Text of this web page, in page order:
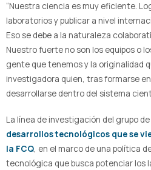
“Nuestra ciencia es muy eficiente.
laboratorios y publicar a nivel
Eso se debe a la naturaleza
Nuestro fuerte no son los equipos o
gente que tenemos y la originalidad
investigadora quien, tras formarse
desarrollarse dentro del sistema
La línea de investigación del grupo
desarrollos tecnológicos que se
la FCQ, en el marco de una política
tecnológica que busca potenciar los